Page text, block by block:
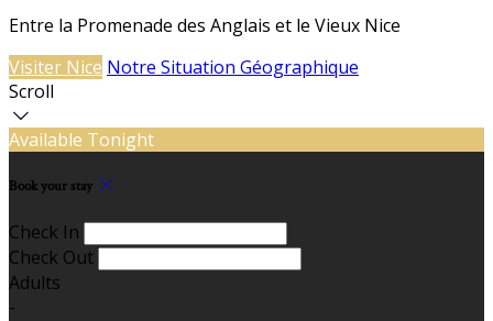
Entre la Promenade des Anglais et le Vieux Nice
Visiter Nice Notre Situation Géographique
Scroll
Available Tonight
Book your stay
Check In
Check Out
Adults
-